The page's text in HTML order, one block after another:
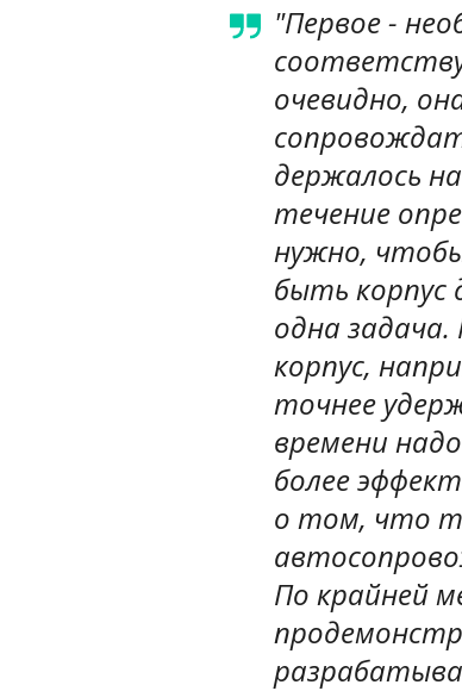
"Первое -
очевидно,
держалось
течение
нужно,
быть корпус
одна
корпус,
точнее
времени
более
о том, что
По крайней